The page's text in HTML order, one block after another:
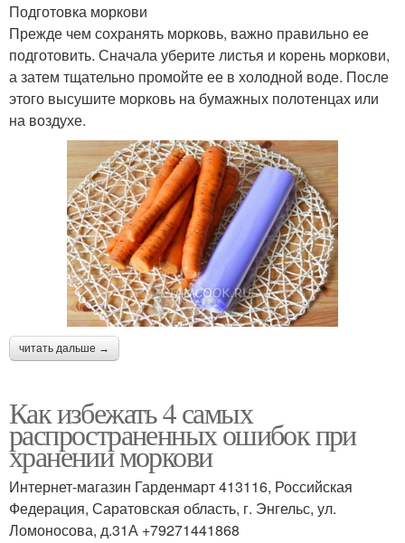
Подготовка моркови
Прежде чем сохранять морковь, важно правильно ее
подготовить. Сначала уберите листья и корень моркови,
а затем тщательно промойте ее в холодной воде. После
этого высушите морковь на бумажных полотенцах или
на воздухе.
читать дальше →
Как избежать 4 самых
распространенных ошибок при
хранении моркови
Интернет-магазин Гарденмарт 413116, Российская
Федерация, Саратовская область, г. Энгельс, ул.
Ломоносова, д.31А +79271441868